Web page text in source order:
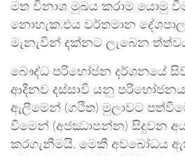
මත විනාශ මුඛය කරාම යොමු
නොහැක.එය වර්තමාන
මැනැවින් දක්නට ලැබෙන
බෞද්ධ පරිභෝජන දර්ශනයේ
ආදීනව දස්සාවි යනු
ඇලීමෙන් (ගථිත) මුලාවට
වීමෙන් (අජඣාපන්න) සිදුවන
කරගැනීමයි. මෙකී අවබෝධය